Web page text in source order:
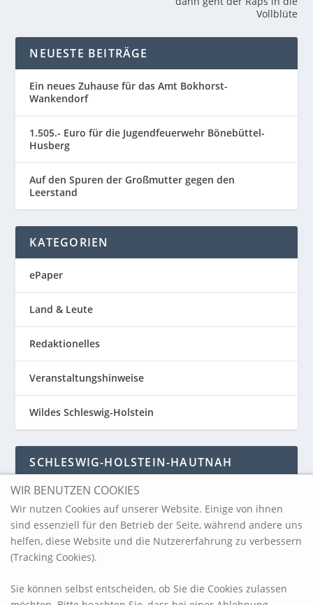
Vollblüte
NEUESTE BEITRÄGE
Ein neues Zuhause für das Amt Bokhorst-
Wankendorf
1.505.- Euro für die Jugendfeuerwehr Bönebüttel-
Husberg
Auf den Spuren der Großmutter gegen den
Leerstand
KATEGORIEN
ePaper
Land & Leute
Redaktionelles
Veranstaltungshinweise
Wildes Schleswig-Holstein
SCHLESWIG-HOLSTEIN-HAUTNAH
Schleswig-Holstein-Hautnah
ARCHIV
WIR BENUTZEN COOKIES
Wir nutzen Cookies auf unserer Website. Einige von ihnen
sind essenziell für den Betrieb der Seite, während andere uns
helfen, diese Website und die Nutzererfahrung zu verbessern
(Tracking Cookies).
Sie können selbst entscheiden, ob Sie die Cookies zulassen